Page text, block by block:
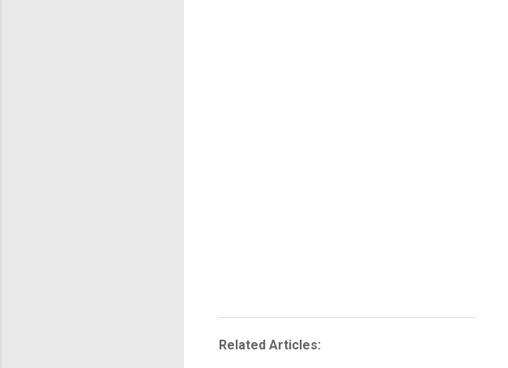
Related Articles: